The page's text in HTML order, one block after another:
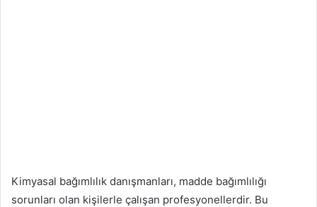
Kimyasal bağımlılık danışmanları, madde bağımlılığı
sorunları olan kişilerle çalışan profesyonellerdir. Bu